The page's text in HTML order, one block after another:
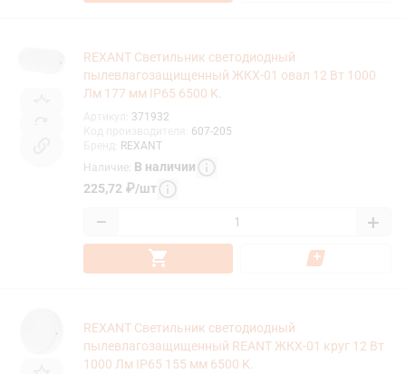
REXANT Светильник светодиодный
пылевлагозащищенный ЖКХ-01 овал 12 Вт 1000
Лм 177 мм IP65 6500 K.
371932
607-205
REXANT
Наличие: В наличии
225,72 ₽/шт
− +
REXANT Светильник светодиодный
пылевлагозащищенный REANT ЖКХ-01 круг 12 Вт
1000 Лм IP65 155 мм 6500 K.